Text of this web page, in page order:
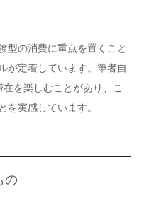
型の消費に重点を置くこと
が定着しています。筆者自
を楽しむことがあり、こ
を実感しています。
の